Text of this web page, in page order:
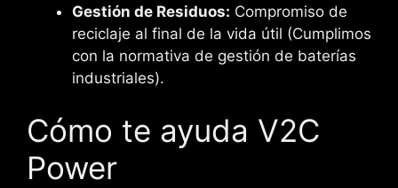
Gestión de Residuos: Compromiso de
reciclaje al final de la vida útil (Cumplimos
con la normativa de gestión de baterías
industriales).
Cómo te ayuda V2C
Power